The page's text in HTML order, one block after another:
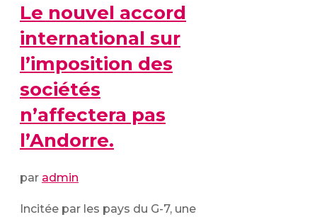
Le nouvel accord
international sur
l’imposition des
sociétés
n’affectera pas
l’Andorre.
par admin
Incitée par les pays du G-7, une